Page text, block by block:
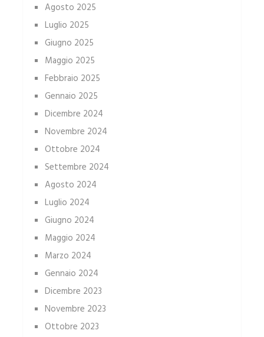
Agosto 2025
Luglio 2025
Giugno 2025
Maggio 2025
Febbraio 2025
Gennaio 2025
Dicembre 2024
Novembre 2024
Ottobre 2024
Settembre 2024
Agosto 2024
Luglio 2024
Giugno 2024
Maggio 2024
Marzo 2024
Gennaio 2024
Dicembre 2023
Novembre 2023
Ottobre 2023